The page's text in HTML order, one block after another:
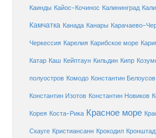
Каинды Кайос-Кочинос Калининград
Камчатка Канада Канары Карачаево-
Черкессия Карелия Карибское море
Катар Каш Кейптаун Кильдин Кипр
полуостров Комодо Константин Белоусов
Константин Изотов Константин Новиков
Корея Коста-Рика Красное море
Скауге Кристиансанн Крокодил